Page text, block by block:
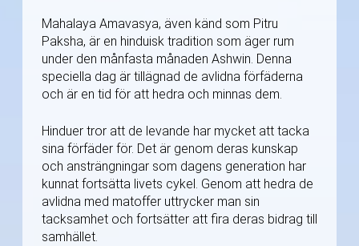
Mahalaya Amavasya, även känd som Pitru
Paksha, är en hinduisk tradition som äger rum
under den månfasta månaden Ashwin. Denna
speciella dag är tillägnad de avlidna förfäderna
och är en tid för att hedra och minnas dem.
Hinduer tror att de levande har mycket att tacka
sina förfäder för. Det är genom deras kunskap
och ansträngningar som dagens generation har
kunnat fortsätta livets cykel. Genom att hedra de
avlidna med matoffer uttrycker man sin
tacksamhet och fortsätter att fira deras bidrag till
samhället.